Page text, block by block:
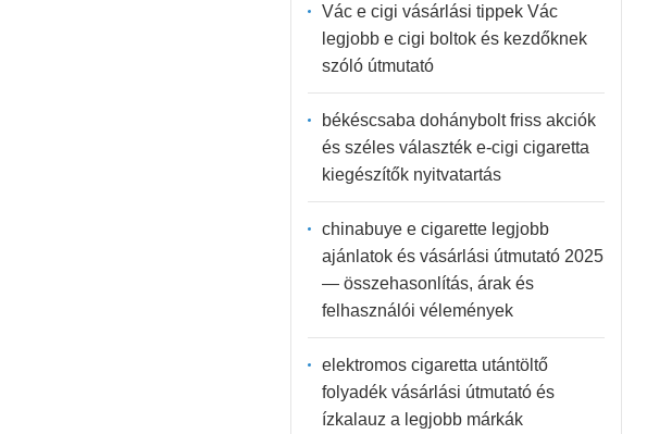
Vác e cigi vásárlási tippek Vác
legjobb e cigi boltok és kezdőknek
szóló útmutató
békéscsaba dohánybolt friss akciók
és széles választék e-cigi cigaretta
kiegészítők nyitvatartás
chinabuye e cigarette legjobb
ajánlatok és vásárlási útmutató 2025
— összehasonlítás, árak és
felhasználói vélemények
elektromos cigaretta utántöltő
folyadék vásárlási útmutató és
ízkalauz a legjobb márkák